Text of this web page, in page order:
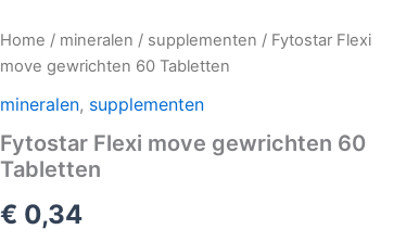
Home / mineralen / supplementen / Fytostar Flexi
move gewrichten 60 Tabletten
mineralen, supplementen
Fytostar Flexi move gewrichten 60
Tabletten
€ 0,34